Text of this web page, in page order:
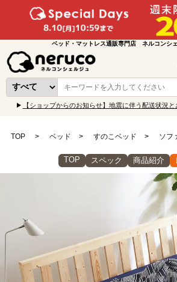
ベッド・マットレス通販専門店 ネルコンシ
【ショップからのお知らせ】地震に伴う配送状況
TOP ベッド すのこベッド ソフ
TOP スペック 商品紹介